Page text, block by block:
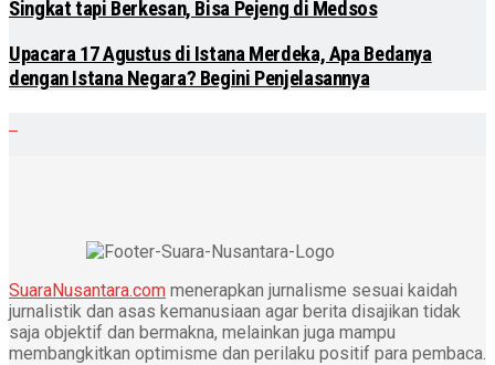
Singkat tapi Berkesan, Bisa Pejeng di Medsos
Upacara 17 Agustus di Istana Merdeka, Apa Bedanya
dengan Istana Negara? Begini Penjelasannya
SuaraNusantara.com menerapkan jurnalisme sesuai kaidah
jurnalistik dan asas kemanusiaan agar berita disajikan tidak
saja objektif dan bermakna, melainkan juga mampu
membangkitkan optimisme dan perilaku positif para pembaca.